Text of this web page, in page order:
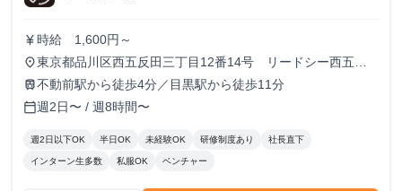
currency_yen 時給 1,600円～
place東京都品川区西五反田三丁目12番14号 リードシー西五反
田ビル7-8階（受付8階）
train不動前駅から徒歩4分／目黒駅から徒歩11分
calendar_today週2日〜 / 週8時間〜
週2日以下OK 半日OK 未経験OK 研修制度あり 社長直下
インターン生多数 私服OK ベンチャー